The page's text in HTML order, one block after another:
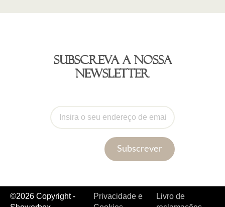
Subscreva a nossa
newsletter
Subscrever
©2026 Copyright -
Privacidade e
Livro de